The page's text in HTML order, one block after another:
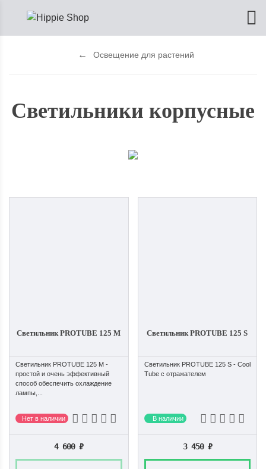
Освещение для растений
Светильники корпусные
Светильник PROTUBE 125 M
Светильник PROTUBE 125 M -
простой и очень эффективный
способ обеспечить охлаждение
лампы,...
Нет в наличии
4 600₽
Светильник PROTUBE 125 S
Светильник PROTUBE 125 S - Cool
Tube с отражателем
В наличии
3 450 ₽